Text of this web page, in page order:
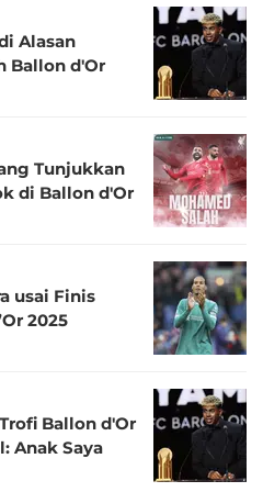
Alasan
Ballon d'Or
Tunjukkan
di Ballon d'Or
usai Finis
2025
Ballon d'Or
Anak Saya